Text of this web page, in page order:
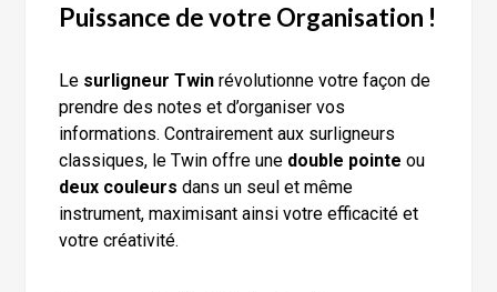
Puissance de votre Organisation !
Le surligneur Twin révolutionne votre façon de
prendre des notes et d’organiser vos
informations. Contrairement aux surligneurs
classiques, le Twin offre une double pointe ou
deux couleurs dans un seul et même
instrument, maximisant ainsi votre efficacité et
votre créativité.